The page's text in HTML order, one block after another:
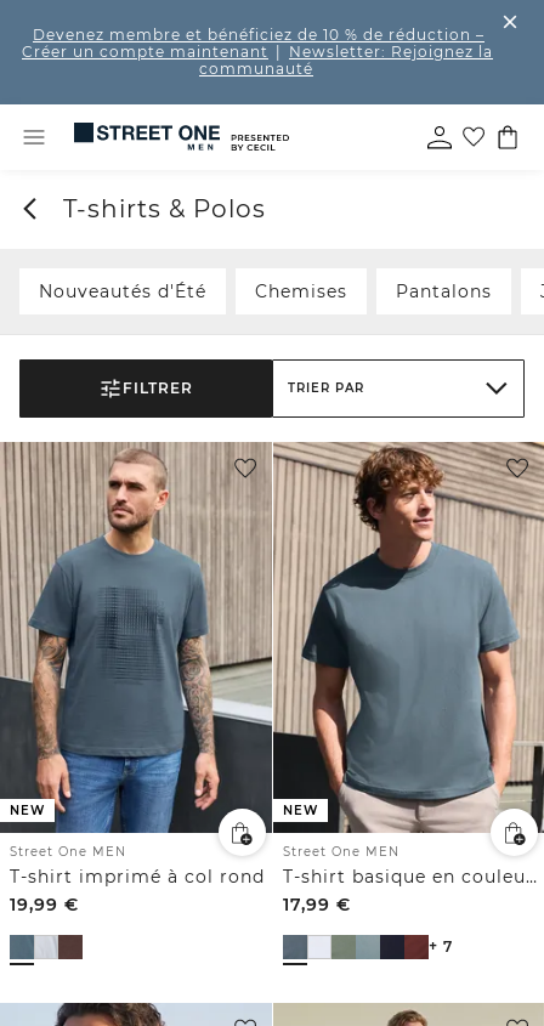
Devenez membre et bénéficiez de 10 % de réduction –
Créer un compte maintenant
Newsletter: Rejoignez la
communauté
T-shirts & Polos
Nouveautés d'Été Chemises Pantalons
FILTRER TRIER PAR
NEW
Street One MEN
T-shirt imprimé à col rond
19,99 €
NEW
Street One MEN
T-shirt basique en couleur unie
17,99 €
+ 7